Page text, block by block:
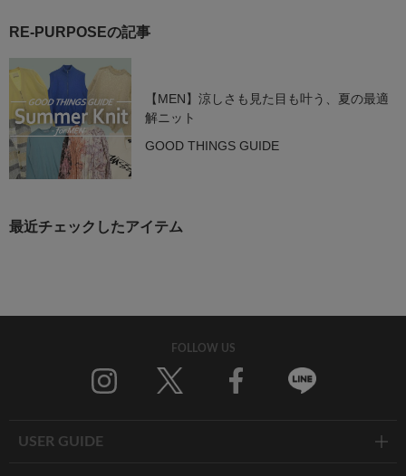
RE-PURPOSEの記事
【MEN】涼しさも見た目も叶う、夏の最適
解ニット
GOOD THINGS GUIDE
最近チェックしたアイテム
FOLLOW US
USER GUIDE